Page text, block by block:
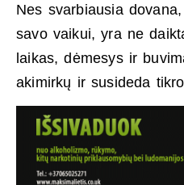
Nes svarbiausia
savo vaikui, yra ne
laikas, dėmesys ir
akimirkų ir susideda